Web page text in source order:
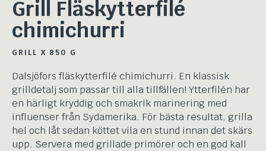
Grill Fläskytterfilé
chimichurri
GRILL X 850 G
Dalsjöfors fläskytterfilé chimichurri. En klassisk
grilldetalj som passar till alla tillfällen! Ytterfilén har
en härligt kryddig och smakrik marinering med
influenser från Sydamerika. För bästa resultat, grilla
hel och låt sedan köttet vila en stund innan det skärs
upp. Servera med grillade primörer och en god kall